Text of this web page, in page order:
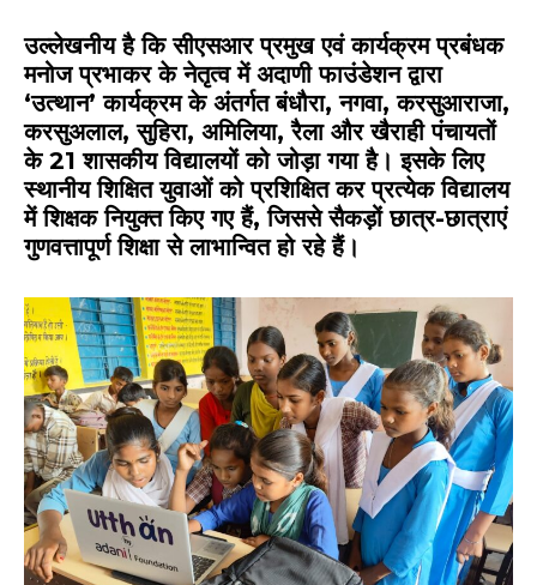
उल्लेखनीय है कि सीएसआर प्रमुख एवं कार्यक्रम प्रबंधक
मनोज प्रभाकर के नेतृत्व मेंअदाणी फाउंडेशनद्वारा
‘उत्थान’ कार्यक्रम के अंतर्गत बंधौरा, नगवा, करसुआराजा,
करसुअलाल, सुहिरा, अमिलिया, रैला और खैराही पंचायतों
के 21 शासकीय विद्यालयों को जोड़ा गया है। इसके लिए
स्थानीय शिक्षित युवाओं को प्रशिक्षित कर प्रत्येक विद्यालय
में शिक्षक नियुक्त किए गए हैं, जिससे सैकड़ों छात्र-छात्राएं
गुणवत्तापूर्ण शिक्षा से लाभान्वित हो रहे हैं।